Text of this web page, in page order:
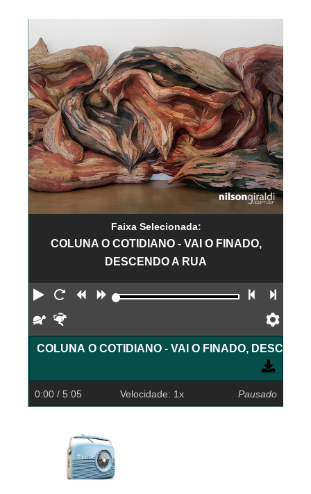
Faixa Selecionada:
COLUNA O COTIDIANO - VAI O FINADO,
DESCENDO A RUA
Reproduzir
Reiniciar
Retroceder
Avançar Faixa
Devagar
COLUNA O COTIDIANO - VAI O FINADO,
0:00 / 5:05 Velocidade: 1x Pausado